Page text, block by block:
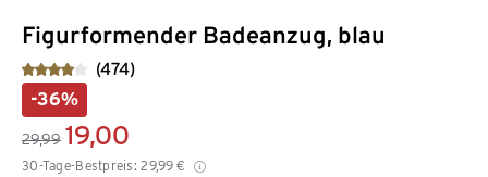
Figurformender Badeanzug, blau
(474)
-36%
29,99 19,00
30-Tage-Bestpreis: 29,99 €